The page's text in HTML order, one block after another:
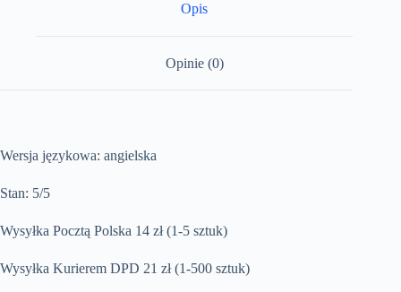
Opis
Opinie (0)
Wersja językowa: angielska
Stan: 5/5
Wysyłka Pocztą Polska 14 zł (1-5 sztuk)
Wysyłka Kurierem DPD 21 zł (1-500 sztuk)